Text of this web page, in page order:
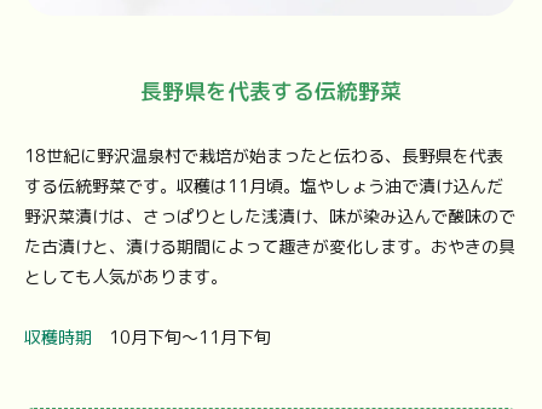
長野県を代表する伝統野菜
18世紀に野沢温泉村で栽培が始まったと伝わる、長野県を代表
する伝統野菜です。収穫は11月頃。塩やしょう油で漬け込んだ
野沢菜漬けは、さっぱりとした浅漬け、味が染み込んで酸味ので
た古漬けと、漬ける期間によって趣きが変化します。おやきの具
としても人気があります。
収穫時期 10月下旬〜11月下旬